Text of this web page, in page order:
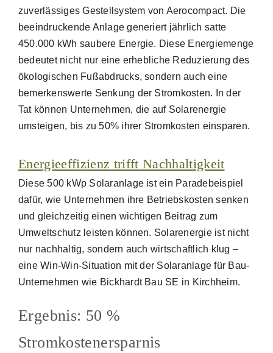
zuverlässiges Gestellsystem von Aerocompact. Die
beeindruckende Anlage generiert jährlich satte
450.000 kWh saubere Energie. Diese Energiemenge
bedeutet nicht nur eine erhebliche Reduzierung des
ökologischen Fußabdrucks, sondern auch eine
bemerkenswerte Senkung der Stromkosten. In der
Tat können Unternehmen, die auf Solarenergie
umsteigen, bis zu 50% ihrer Stromkosten einsparen.
Energieeffizienz trifft Nachhaltigkeit
Diese 500 kWp Solaranlage ist ein Paradebeispiel
dafür, wie Unternehmen ihre Betriebskosten senken
und gleichzeitig einen wichtigen Beitrag zum
Umweltschutz leisten können. Solarenergie ist nicht
nur nachhaltig, sondern auch wirtschaftlich klug –
eine Win-Win-Situation mit der Solaranlage für Bau-
Unternehmen wie Bickhardt Bau SE in Kirchheim.
Ergebnis: 50 %
Stromkostenersparnis